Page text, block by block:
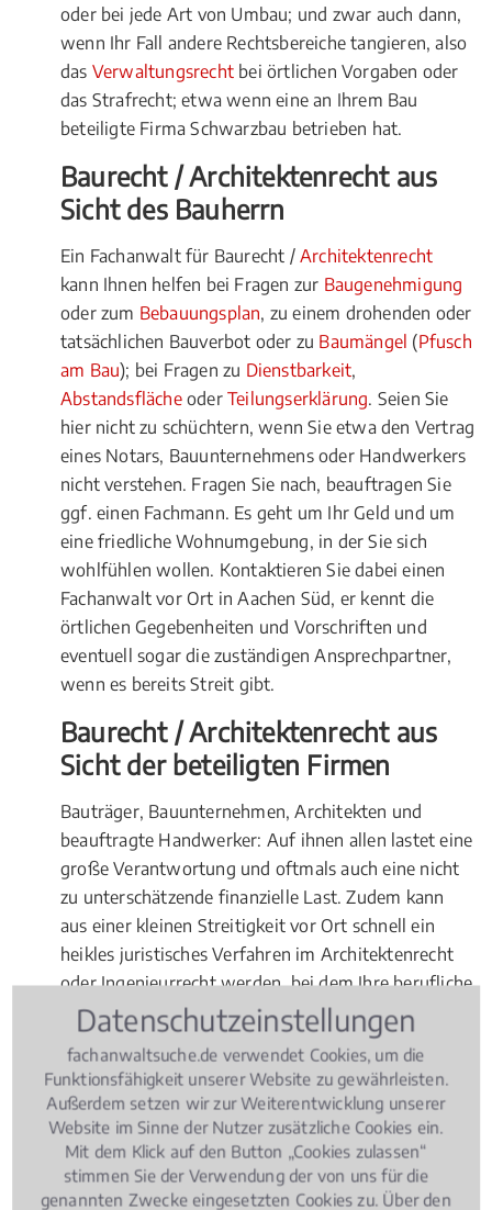
oder bei jede Art von Umbau; und zwar auch dann,
wenn Ihr Fall andere Rechtsbereiche tangieren, also
das Verwaltungsrecht bei örtlichen Vorgaben oder
das Strafrecht; etwa wenn eine an Ihrem Bau
beteiligte Firma Schwarzbau betrieben hat.
Baurecht / Architektenrecht aus
Sicht des Bauherrn
Ein Fachanwalt für Baurecht / Architektenrecht
kann Ihnen helfen bei Fragen zur Baugenehmigung
oder zum Bebauungsplan, zu einem drohenden oder
tatsächlichen Bauverbot oder zu Baumängel (Pfusch
am Bau); bei Fragen zu Dienstbarkeit,
AbstandsflächeoderTeilungserklärung. Seien Sie
hier nicht zu schüchtern, wenn Sie etwa den Vertrag
eines Notars, Bauunternehmens oder Handwerkers
nicht verstehen. Fragen Sie nach, beauftragen Sie
ggf. einen Fachmann. Es geht um Ihr Geld und um
eine friedliche Wohnumgebung, in der Sie sich
wohlfühlen wollen. Kontaktieren Sie dabei einen
Fachanwalt vor Ort in Aachen Süd, er kennt die
örtlichen Gegebenheiten und Vorschriften und
eventuell sogar die zuständigen Ansprechpartner,
wenn es bereits Streit gibt.
Baurecht / Architektenrecht aus
Sicht der beteiligten Firmen
Bauträger, Bauunternehmen, Architekten und
beauftragte Handwerker: Auf ihnen allen lastet eine
große Verantwortung und oftmals auch eine nicht
zu unterschätzende finanzielle Last. Zudem kann
aus einer kleinen Streitigkeit vor Ort schnell ein
heikles juristisches Verfahren im Architektenrecht
oder Ingenieurrecht werden, bei dem Ihre berufliche
Existenz auf dem Spiel stehen kann. Solche herben
finanziellen Folgen können Sie nur im Vorfeld durch
eine gute fachanwaltliche Beratung absichern, etwa
durch einen hieb- und stichfesten
Architektenvertrag . Da lokale Regelungen variieren
können, vertrauen Sie dabei einem Fachanwalt vor
Ort in Aachen Süd.
Datenschutzeinstellungen
fachanwaltsuche.de verwendet Cookies, um die
Funktionsfähigkeit unserer Website zu gewährleisten.
Außerdem setzen wir zur Weiterentwicklung unserer
Website im Sinne der Nutzer zusätzliche Cookies ein.
Mit dem Klick auf den Button „Cookies zulassen“
stimmen Sie der Verwendung der von uns für die
genannten Zwecke eingesetzten Cookies zu. Über den